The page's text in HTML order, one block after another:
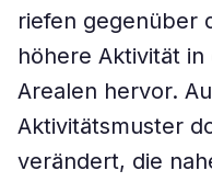
riefen gegenüber
höhere Aktivität
Arealen hervor.
Aktivitätsmuster
verändert, die